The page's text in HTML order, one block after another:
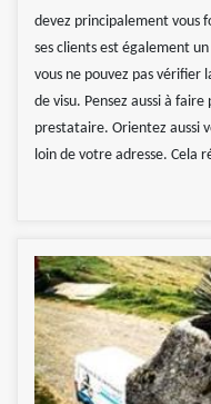
devez principalement vous
ses clients est également
vous ne pouvez pas vérifier
de visu. Pensez aussi à
prestataire. Orientez aussi
loin de votre adresse. Cela